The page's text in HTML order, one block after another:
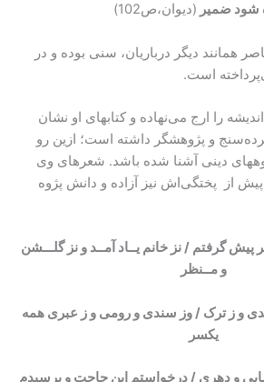
شود ضمیر (دیوان،ص102)
همانند دیگر درباریان، سنی بوده و در
است.
را ارج می‌نهاده و کتابهای او نشان
و پژوهشگر داشته است؛ ازین رو
دینی آشنا شده باشد. شعرهای وی
از پختگی‌اش نیز آزاده و دانش پژوه
گرفتم / نز خانم یــاد آمــد و نز گلـــشن
و مــنظر
و ز ترک / وز سندی و رومی و ز عبری همه
یکسر
و دهری / درخواستم این حاجت و پرسیدم